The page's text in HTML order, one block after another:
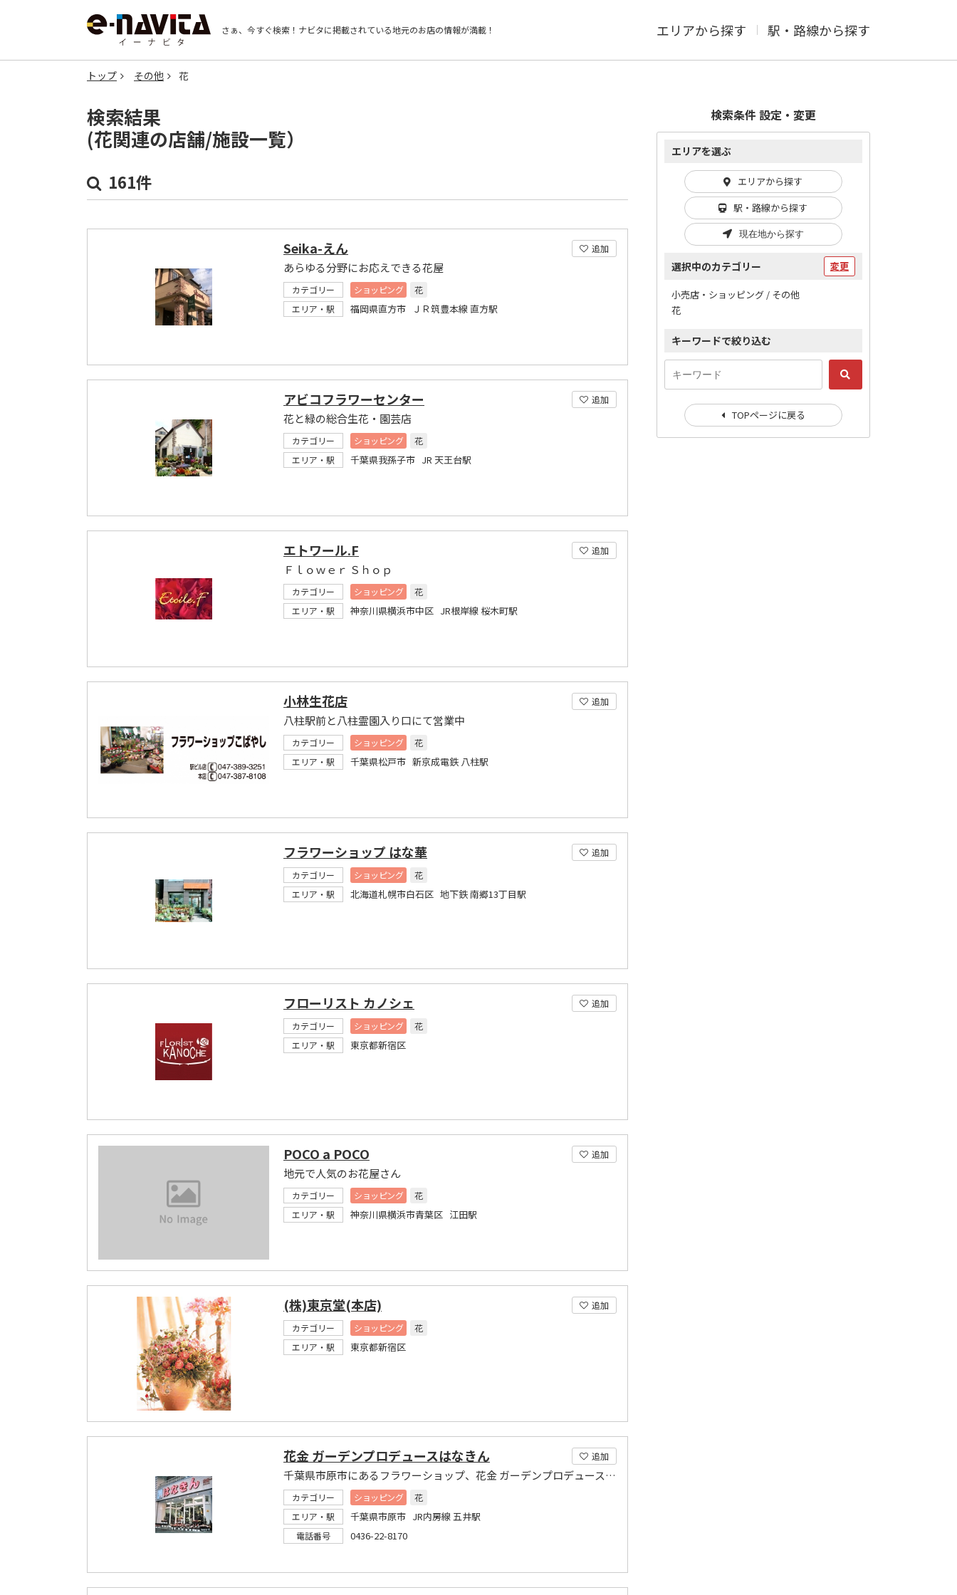
さぁ、今すぐ検索！ ナビタに掲載されている地元のお店の情報が満載！ エリアから探す 駅・路線から探す
トップ その他 花
検索結果
(花関連の店舗/施設一覧）
161件
追加
Seika-えん
あらゆる分野にお応えできる花屋
カテゴリー ショッピング
花
エリア・駅
福岡県直方市 ＪＲ筑豊本線 直方駅
追加
アビコフラワーセンター
花と緑の総合生花・園芸店
カテゴリー ショッピング
花
エリア・駅
千葉県我孫子市 JR 天王台駅
追加
エトワール.F
Ｆｌｏｗｅｒ Ｓｈｏｐ
カテゴリー ショッピング
花
エリア・駅
神奈川県横浜市中区 JR根岸線 桜木町駅
追加
小林生花店
八柱駅前と八柱霊園入り口にて営業中
カテゴリー ショッピング
花
エリア・駅
千葉県松戸市 新京成電鉄 八柱駅
追加
フラワーショップ はな華
カテゴリー ショッピング
花
エリア・駅
北海道札幌市白石区 地下鉄 南郷13丁目駅
追加
フローリスト カノシェ
カテゴリー ショッピング
花
エリア・駅
東京都新宿区
追加
POCO a POCO
地元で人気のお花屋さん
カテゴリー ショッピング
花
エリア・駅
神奈川県横浜市青葉区 江田駅
追加
(株)東京堂(本店)
カテゴリー ショッピング
花
エリア・駅
東京都新宿区
追加
花金 ガーデンプロデュースはなきん
千葉県市原市にあるフラワーショップ、花金 ガーデンプロデュースはなきんです
カテゴリー ショッピング
花
エリア・駅
千葉県市原市 JR内房線 五井駅
電話番号 0436-22-8170
検索条件 設定・変更
エリアを選ぶ
エリアから探す
駅・路線から探す
現在地から探す
選択中のカテゴリー 変更
小売店・ショッピング / その他
花
キーワードで絞り込む
TOPページに戻る